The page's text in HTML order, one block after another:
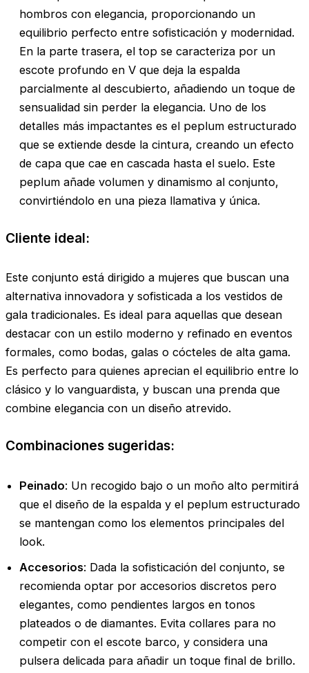
hombros con elegancia, proporcionando un
equilibrio perfecto entre sofisticación y modernidad.
En la parte trasera, el top se caracteriza por un
escote profundo en V que deja la espalda
parcialmente al descubierto, añadiendo un toque de
sensualidad sin perder la elegancia. Uno de los
detalles más impactantes es el peplum estructurado
que se extiende desde la cintura, creando un efecto
de capa que cae en cascada hasta el suelo. Este
peplum añade volumen y dinamismo al conjunto,
convirtiéndolo en una pieza llamativa y única.
Cliente ideal:
Este conjunto está dirigido a mujeres que buscan una
alternativa innovadora y sofisticada a los vestidos de
gala tradicionales. Es ideal para aquellas que desean
destacar con un estilo moderno y refinado en eventos
formales, como bodas, galas o cócteles de alta gama.
Es perfecto para quienes aprecian el equilibrio entre lo
clásico y lo vanguardista, y buscan una prenda que
combine elegancia con un diseño atrevido.
Combinaciones sugeridas:
Peinado: Un recogido bajo o un moño alto permitirá
que el diseño de la espalda y el peplum estructurado
se mantengan como los elementos principales del
look.
Accesorios: Dada la sofisticación del conjunto, se
recomienda optar por accesorios discretos pero
elegantes, como pendientes largos en tonos
plateados o de diamantes. Evita collares para no
competir con el escote barco, y considera una
pulsera delicada para añadir un toque final de brillo.